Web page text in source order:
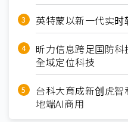
英特蒙以新一代实
昕力信息跨足国防
全域定位科技
台科大育成新创虎智
地端AI商用